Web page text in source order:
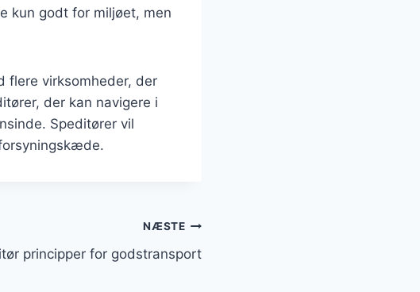
kun godt for miljøet, men
flere virksomheder, der
der kan navigere i
Speditører vil
NÆSTE
principper for godstransport